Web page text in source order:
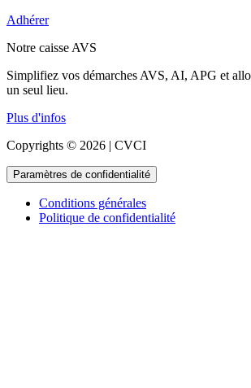
Adhérer
Notre caisse AVS
Simplifiez vos démarches AVS, AI, APG et
un seul lieu.
Plus d'infos
Copyrights © 2026 | CVCI
Paramètres de confidentialité
Conditions générales
Politique de confidentialité